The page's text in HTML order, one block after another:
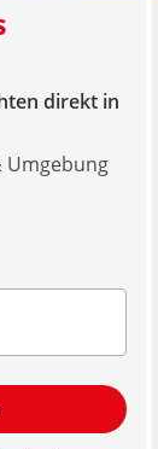
direkt in
Umgebung